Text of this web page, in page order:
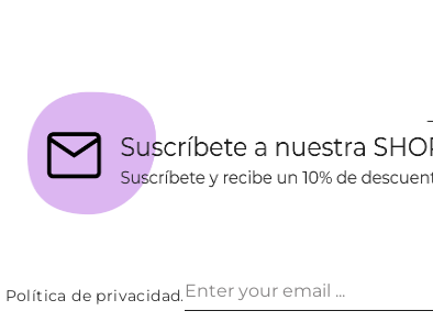
Política de privacidad.